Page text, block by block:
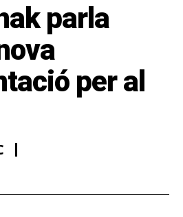
parla
per al